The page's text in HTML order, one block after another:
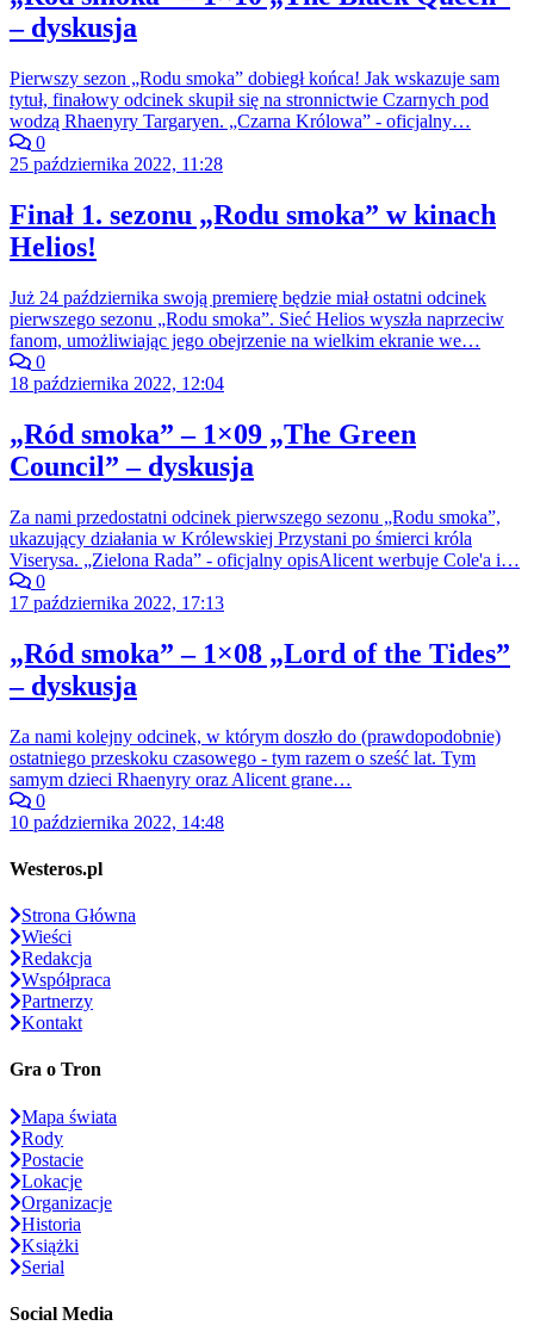
– dyskusja
Pierwszy sezon „Rodu smoka” dobiegł końca! Jak wskazuje sam
tytuł, finałowy odcinek skupił się na stronnictwie Czarnych pod
wodzą Rhaenyry Targaryen. „Czarna Królowa” - oficjalny…
0
25 października 2022, 11:28
Finał 1. sezonu „Rodu smoka” w kinach
Helios!
Już 24 października swoją premierę będzie miał ostatni odcinek
pierwszego sezonu „Rodu smoka”. Sieć Helios wyszła naprzeciw
fanom, umożliwiając jego obejrzenie na wielkim ekranie we…
0
18 października 2022, 12:04
„Ród smoka” – 1×09 „The Green
Council” – dyskusja
Za nami przedostatni odcinek pierwszego sezonu „Rodu smoka”,
ukazujący działania w Królewskiej Przystani po śmierci króla
Viserysa. „Zielona Rada” - oficjalny opisAlicent werbuje Cole'a i…
0
17 października 2022, 17:13
„Ród smoka” – 1×08 „Lord of the Tides”
– dyskusja
Za nami kolejny odcinek, w którym doszło do (prawdopodobnie)
ostatniego przeskoku czasowego - tym razem o sześć lat. Tym
samym dzieci Rhaenyry oraz Alicent grane…
0
10 października 2022, 14:48
Westeros.pl
Strona Główna
Wieści
Redakcja
Współpraca
Partnerzy
Kontakt
Gra o Tron
Mapa świata
Rody
Postacie
Lokacje
Organizacje
Historia
Książki
Serial
Social Media